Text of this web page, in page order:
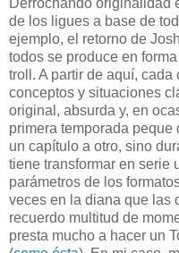
Derrochando originalidad
de los ligues a base de
ejemplo, el retorno de
todos se produce en
troll. A partir de aquí,
conceptos y situaciones
original, absurda y, en
primera temporada
un capítulo a otro, sino
tiene transformar en serie
parámetros de los
veces en la diana que las
recuerdo multitud de
presta mucho a hacer un